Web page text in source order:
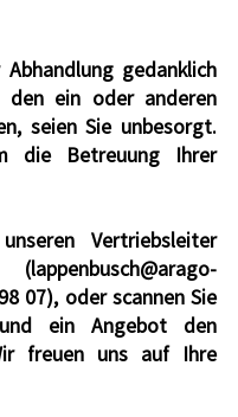
gedanklich
den ein oder anderen
seien Sie unbesorgt.
die Betreuung Ihrer
Vertriebsleiter
07), oder scannen Sie
ein Angebot den
freuen uns auf Ihre